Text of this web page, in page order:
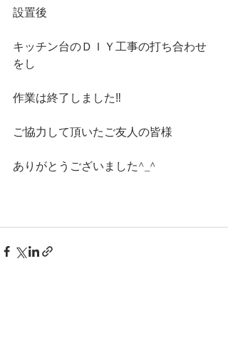
設置後
キッチン台のＤＩＹ工事の打ち合わせ
をし
作業は終了しました‼️
ご協力して頂いたご友人の皆様
ありがとうございました^_^